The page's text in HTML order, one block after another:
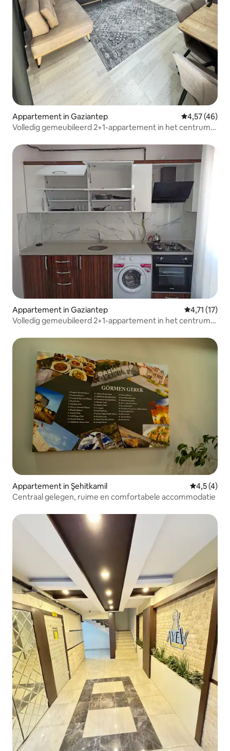
Appartement in Gaziantep Gemiddelde
4,57 (46)
Volledig gemeubileerd 2+1-appartement in het centrum
Appartement in Gaziantep Gemiddelde
4,71 (17)
Volledig gemeubileerd 2+1-appartement in het centrum
Appartement in Şehitkamil
4,5 (4)
Centraal gelegen, ruime en comfortabele accommodatie